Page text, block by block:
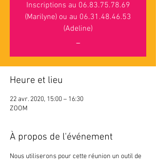
Inscriptions au 06.83.75.78.69
(Marilyne) ou au 06.31.48.46.53
(Adeline)
_
Heure et lieu
22 avr. 2020, 15:00 – 16:30
ZOOM
À propos de l'événement
Nous utiliserons pour cette réunion un outil de